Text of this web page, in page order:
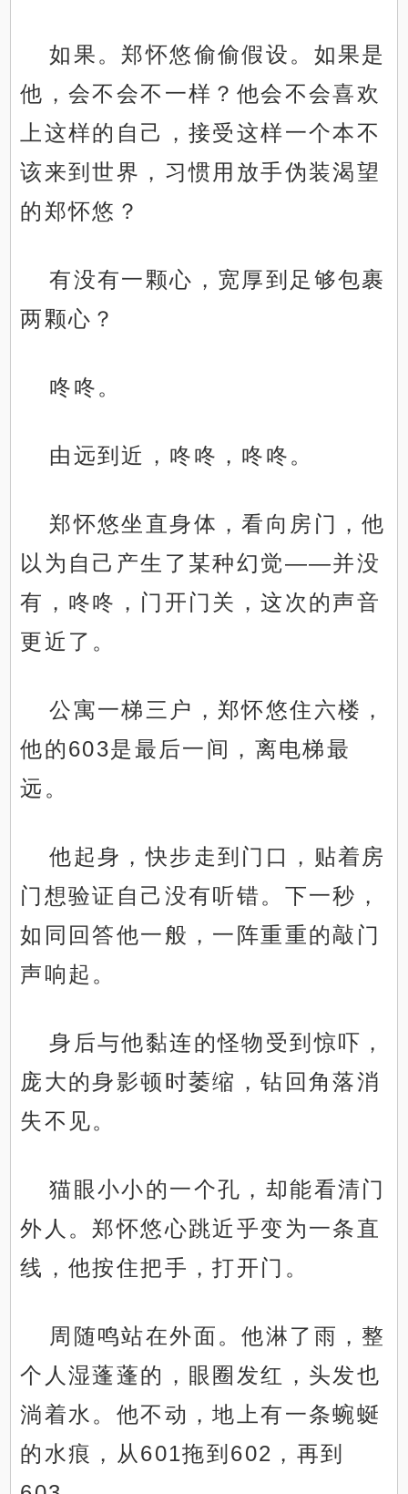
如果。郑怀悠偷偷假设。如果是
他，会不会不一样？他会不会喜欢
上这样的自己，接受这样一个本不
该来到世界，习惯用放手伪装渴望
的郑怀悠？
有没有一颗心，宽厚到足够包裹
两颗心？
咚咚。
由远到近，咚咚，咚咚。
郑怀悠坐直身体，看向房门，他
以为自己产生了某种幻觉——并没
有，咚咚，门开门关，这次的声音
更近了。
公寓一梯三户，郑怀悠住六楼，
他的603是最后一间，离电梯最
远。
他起身，快步走到门口，贴着房
门想验证自己没有听错。下一秒，
如同回答他一般，一阵重重的敲门
声响起。
身后与他黏连的怪物受到惊吓，
庞大的身影顿时萎缩，钻回角落消
失不见。
猫眼小小的一个孔，却能看清门
外人。郑怀悠心跳近乎变为一条直
线，他按住把手，打开门。
周随鸣站在外面。他淋了雨，整
个人湿蓬蓬的，眼圈发红，头发也
淌着水。他不动，地上有一条蜿蜒
的水痕，从601拖到602，再到